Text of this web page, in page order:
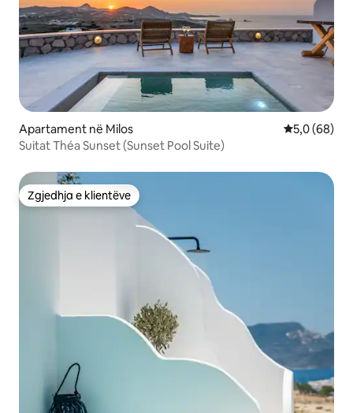
Apartament në Milos Vlerësimi
5,0 (68)
Suitat Théa Sunset (Sunset Pool Suite)
Zgjedhja e klientëve
Zgjedhja e klientëve